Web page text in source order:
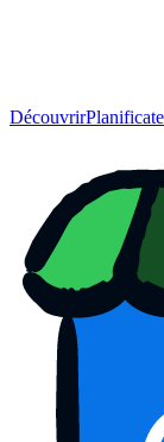
Découvrir